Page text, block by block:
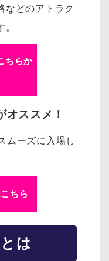
などのアトラク
ちらか
ススメ！
ムーズに入場し
ちら
は